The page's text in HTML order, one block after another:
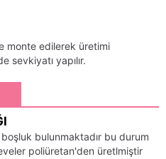
monte edilerek üretimi
sevkiyatı yapılır.
bulunmaktadır bu durum
poliüretan'den üretlmiştir